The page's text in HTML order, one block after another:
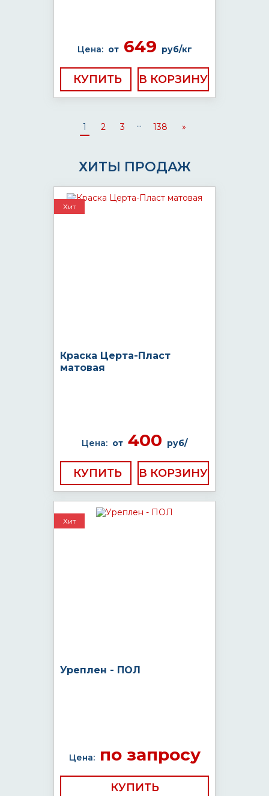
Цена: от649 руб/кг
КУПИТЬ
1 2 3 ... 138 »
ХИТЫ ПРОДАЖ
Хит
Краска Церта-Пласт
матовая
Цена: от 400 руб/
КУПИТЬ
Хит
Уреплен - ПОЛ
Цена:по запросу
КУПИТЬ